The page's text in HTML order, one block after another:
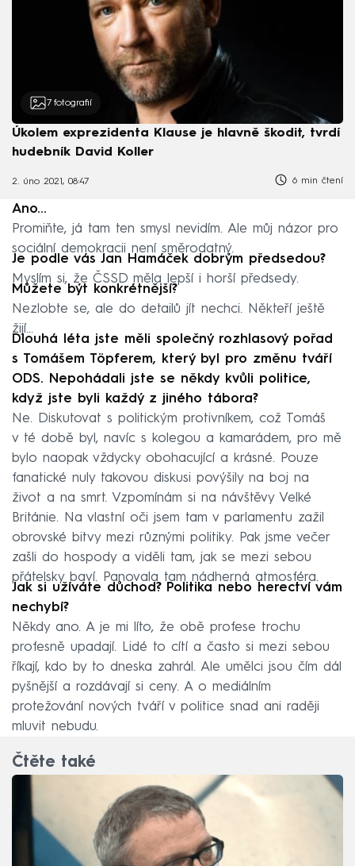
7 fotografií
Úkolem exprezidenta Klause je hlavně škodit, tvrdí
hudebník David Koller
2. úno 2021, 08:47 6 min čtení
Ano…
Promiňte, já tam ten smysl nevidím. Ale můj názor pro
sociální demokracii není směrodatný.
Je podle vás Jan Hamáček dobrým předsedou?
Myslím si, že ČSSD měla lepší i horší předsedy.
Můžete být konkrétnější?
Nezlobte se, ale do detailů jít nechci. Někteří ještě
žijí…
Dlouhá léta jste měli společný rozhlasový pořad
s Tomášem Töpferem, který byl pro změnu tváří
ODS. Nepohádali jste se někdy kvůli politice,
když jste byli každý z jiného tábora?
Ne. Diskutovat s politickým protivníkem, což Tomáš
v té době byl, navíc s kolegou a kamarádem, pro mě
bylo naopak vždycky obohacující a krásné. Pouze
fanatické nuly takovou diskusi povýšily na boj na
život a na smrt. Vzpomínám si na návštěvy Velké
Británie. Na vlastní oči jsem tam v parlamentu zažil
obrovské bitvy mezi různými politiky. Pak jsme večer
zašli do hospody a viděli tam, jak se mezi sebou
přátelsky baví. Panovala tam nádherná atmosféra.
Jak si užíváte důchod? Politika nebo herectví vám
nechybí?
Někdy ano. A je mi líto, že obě profese trochu
profesně upadají. Lidé to cítí a často si mezi sebou
říkají, kdo by to dneska zahrál. Ale umělci jsou čím dál
pyšnější a rozdávají si ceny. A o mediálním
protežování nových tváří v politice snad ani raději
mluvit nebudu.
Čtěte také